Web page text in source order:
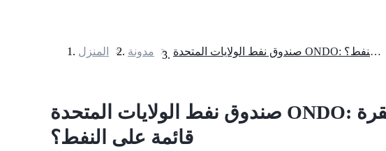
المنزل > مدونة > صندوق نفط الولايات المتحدة ONDO: هل هذه عملة مستقرة قائمة على النفط؟
صندوق نفط الولايات المتحدة ONDO: هل هذه عملة مستقرة
قائمة على النفط؟